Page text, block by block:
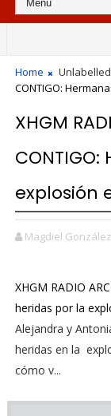
Home Unlabelled
CONTIGO:
XHGM
explosión
Magdiel González
XHGM RADIO
heridas por la
Alejandra y
heridas en la
cómo v...